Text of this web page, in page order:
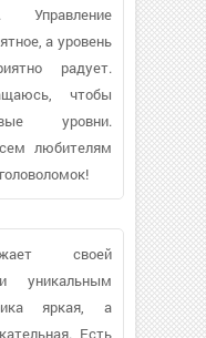
Управление
а уровень
радует.
чтобы
уровни.
любителям
своей
уникальным
яркая, а
Есть